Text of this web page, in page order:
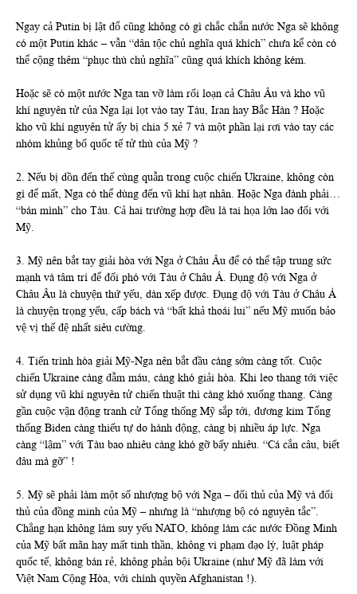
Ngay cả Putin bị lật đổ cũng không có gì chắc chắn nước Nga sẽ không
có một Putin khác – vẫn “dân tộc chủ nghĩa quá khích” chưa kể còn có
thể cộng thêm “phục thù chủ nghĩa” cũng quá khích không kém.
Hoặc sẽ có một nước Nga tan vỡ làm rối loạn cả Châu Âu và kho vũ
khí nguyên tử của Nga lại lọt vào tay Tàu, Iran hay Bắc Hàn ? Hoặc
kho vũ khí nguyên tử ấy bị chia 5 xẻ 7 và một phần lại rơi vào tay các
nhóm khủng bố quốc tế tử thù của Mỹ ?
2. Nếu bị dồn đến thế cùng quẫn trong cuộc chiến Ukraine, không còn
gì để mất, Nga có thể dùng đến vũ khí hạt nhân. Hoặc Nga đành phải…
“bán mình” cho Tàu. Cả hai trường hợp đều là tai họa lớn lao đối với
Mỹ.
3. Mỹ nên bắt tay giải hòa với Nga ở Châu Âu để có thể tập trung sức
mạnh và tâm trí để đối phó với Tàu ở Châu Á. Đụng độ với Nga ở
Châu Âu là chuyện thứ yếu, dàn xếp được. Đụng độ với Tàu ở Châu Á
là chuyện trọng yếu, cấp bách và “bất khả thoái lui” nếu Mỹ muốn bảo
vệ vị thế đệ nhất siêu cường.
4. Tiến trình hòa giải Mỹ-Nga nên bắt đầu càng sớm càng tốt. Cuộc
chiến Ukraine càng đẫm máu, càng khó giải hòa. Khi leo thang tới việc
sử dụng vũ khí nguyên tử chiến thuật thì càng khó xuống thang. Càng
gần cuộc vận động tranh cử Tổng thống Mỹ sắp tới, đương kim Tổng
thống Biden càng thiếu tự do hành động, càng bị nhiều áp lực. Nga
càng “lậm” với Tàu bao nhiêu càng khó gỡ bấy nhiêu. “Cá cắn câu, biết
đâu mà gỡ” !
5. Mỹ sẽ phải làm một số nhượng bộ với Nga – đối thủ của Mỹ và đối
thủ của đồng minh của Mỹ – nhưng là “nhượng bộ có nguyên tắc”.
Chẳng hạn không làm suy yếu NATO, không làm các nước Đồng Minh
của Mỹ bất mãn hay mất tinh thần, không vi phạm đạo lý, luật pháp
quốc tế, không bán rẻ, không phản bội Ukraine (như Mỹ đã làm với
Việt Nam Cộng Hòa, với chính quyền Afghanistan !).